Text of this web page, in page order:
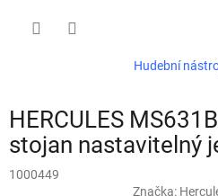
Hudební
HERCULES
stojan nastavitelný
1000449
Značka: